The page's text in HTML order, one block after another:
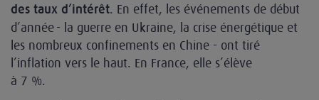
des taux d’intérêt. En effet, les événements de début
d’année - la guerre en Ukraine, la crise énergétique et
les nombreux confinements en Chine - ont tiré
l’inflation vers le haut. En France, elle s’élève
à 7 %.